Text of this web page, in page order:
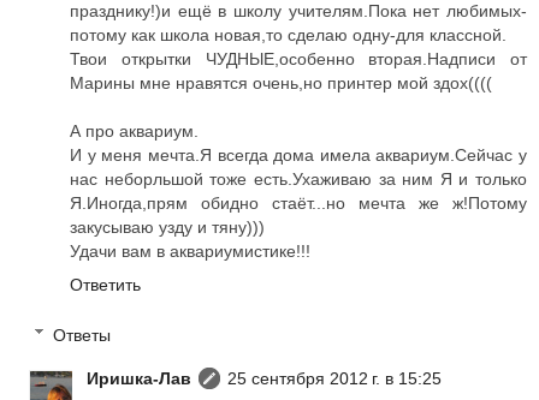
празднику!)и ещё в школу учителям.Пока нет любимых-
потому как школа новая,то сделаю одну-для классной.
Твои открытки ЧУДНЫЕ,особенно вторая.Надписи от
Марины мне нравятся очень,но принтер мой здох((((
А про аквариум.
И у меня мечта.Я всегда дома имела аквариум.Сейчас у
нас неборльшой тоже есть.Ухаживаю за ним Я и только
Я.Иногда,прям обидно стаёт...но мечта же ж!Потому
закусываю узду и тяну)))
Удачи вам в аквариумистике!!!
Ответить
Ответы
Иришка-Лав
25 сентября 2012 г. в 15:25